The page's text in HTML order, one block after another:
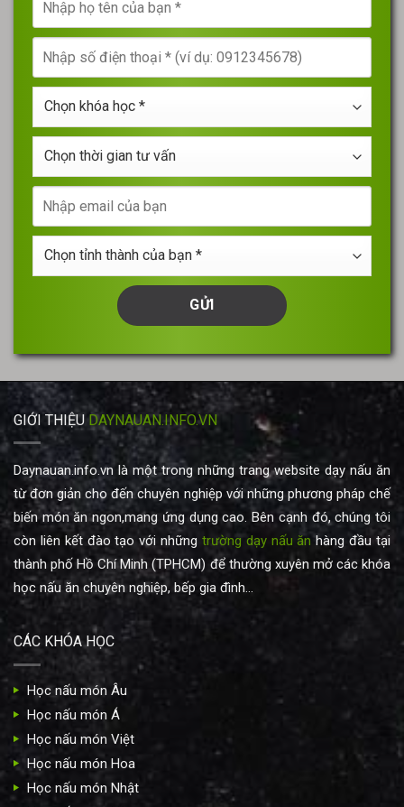
họ
tên
của
bạn
*
số
điện
thoại
khóa
học
thời
gian
tư
vấnemail
của
bạn
tỉnh
GIỚI THIỆUDAYNAUAN.INFO.VN
Daynauan.info.vn là một trong những trang website dạy nấu ăn
từ đơn giản cho đến chuyên nghiệp với những phương pháp chế
biến món ăn ngon,mang ứng dụng cao. Bên cạnh đó, chúng tôi
còn liên kết đào tạo với những trường dạy nấu ăn hàng đầu tại
thành phố Hồ Chí Minh (TPHCM) để thường xuyên mở các khóa
học nấu ăn chuyên nghiệp, bếp gia đình...
CÁC KHÓA HỌC
Học nấu món Âu
Học nấu món Á
Học nấu món Việt
Học nấu món Hoa
Học nấu món Nhật